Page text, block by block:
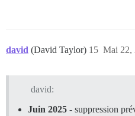
david (David Taylor) Mai 22,
15
david:
Juin 2025 - suppression